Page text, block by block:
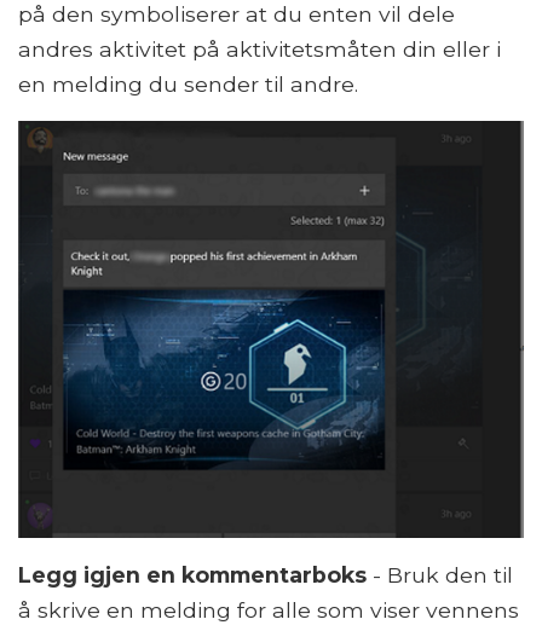
på den symboliserer at du enten vil dele
andres aktivitet på aktivitetsmåten din eller i
en melding du sender til andre.
Legg igjen en kommentarboks - Bruk den til
å skrive en melding for alle som viser vennens